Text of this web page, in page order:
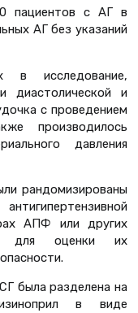
пациентов с АГ в
АГ без указаний
в исследование,
диастолической и
с проведением
производилось
давления
рандомизированы
АПФ или других
для оценки их
была разделена на
в виде